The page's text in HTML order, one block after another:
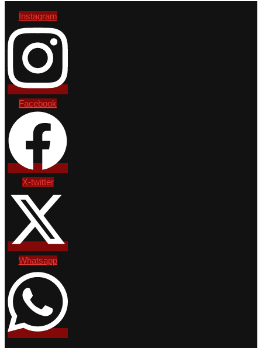
Instagram
Facebook
X-twitter
Whatsapp